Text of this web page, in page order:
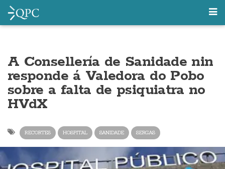
A Consellería de Sanidade nin
responde á Valedora do Pobo
sobre a falta de psiquiatra no
HVdX
RECORTES HOSPITAL SANIDADE SERGAS